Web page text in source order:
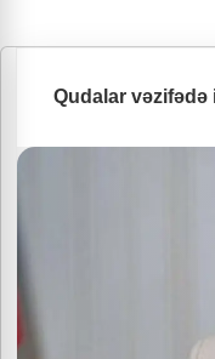
Qudalar vəzifədə